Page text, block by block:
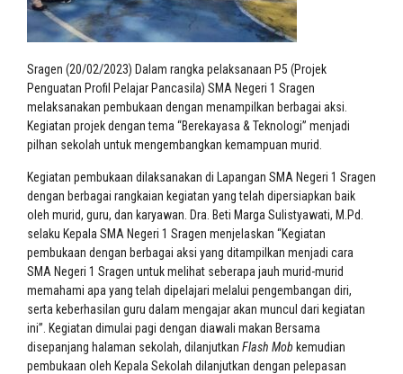
Sragen (20/02/2023) Dalam rangka pelaksanaan P5 (Projek
Penguatan Profil Pelajar Pancasila) SMA Negeri 1 Sragen
melaksanakan pembukaan dengan menampilkan berbagai aksi.
Kegiatan projek dengan tema “Berekayasa & Teknologi” menjadi
pilhan sekolah untuk mengembangkan kemampuan murid.
Kegiatan pembukaan dilaksanakan di Lapangan SMA Negeri 1 Sragen
dengan berbagai rangkaian kegiatan yang telah dipersiapkan baik
oleh murid, guru, dan karyawan. Dra. Beti Marga Sulistyawati, M.Pd.
selaku Kepala SMA Negeri 1 Sragen menjelaskan “Kegiatan
pembukaan dengan berbagai aksi yang ditampilkan menjadi cara
SMA Negeri 1 Sragen untuk melihat seberapa jauh murid-murid
memahami apa yang telah dipelajari melalui pengembangan diri,
serta keberhasilan guru dalam mengajar akan muncul dari kegiatan
ini”. Kegiatan dimulai pagi dengan diawali makan Bersama
disepanjang halaman sekolah, dilanjutkan Flash Mob kemudian
pembukaan oleh Kepala Sekolah dilanjutkan dengan pelepasan